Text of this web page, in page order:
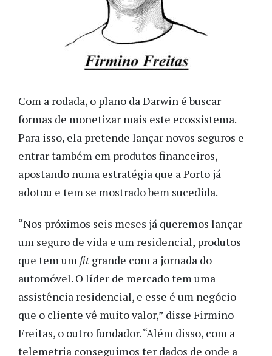
Com a rodada, o plano da Darwin é buscar
formas de monetizar mais este ecossistema.
Para isso, ela pretende lançar novos seguros e
entrar também em produtos financeiros,
apostando numa estratégia que a Porto já
adotou e tem se mostrado bem sucedida.
“Nos próximos seis meses já queremos lançar
um seguro de vida e um residencial, produtos
que tem um fitgrande com a jornada do
automóvel. O líder de mercado tem uma
assistência residencial, e esse é um negócio
que o cliente vê muito valor,” disse Firmino
Freitas, o outro fundador. “Além disso, com a
telemetria conseguimos ter dados de onde a